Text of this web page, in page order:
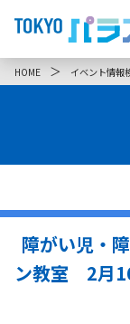
HOME ＞ イベント情報
障がい児・
ン教室 2月